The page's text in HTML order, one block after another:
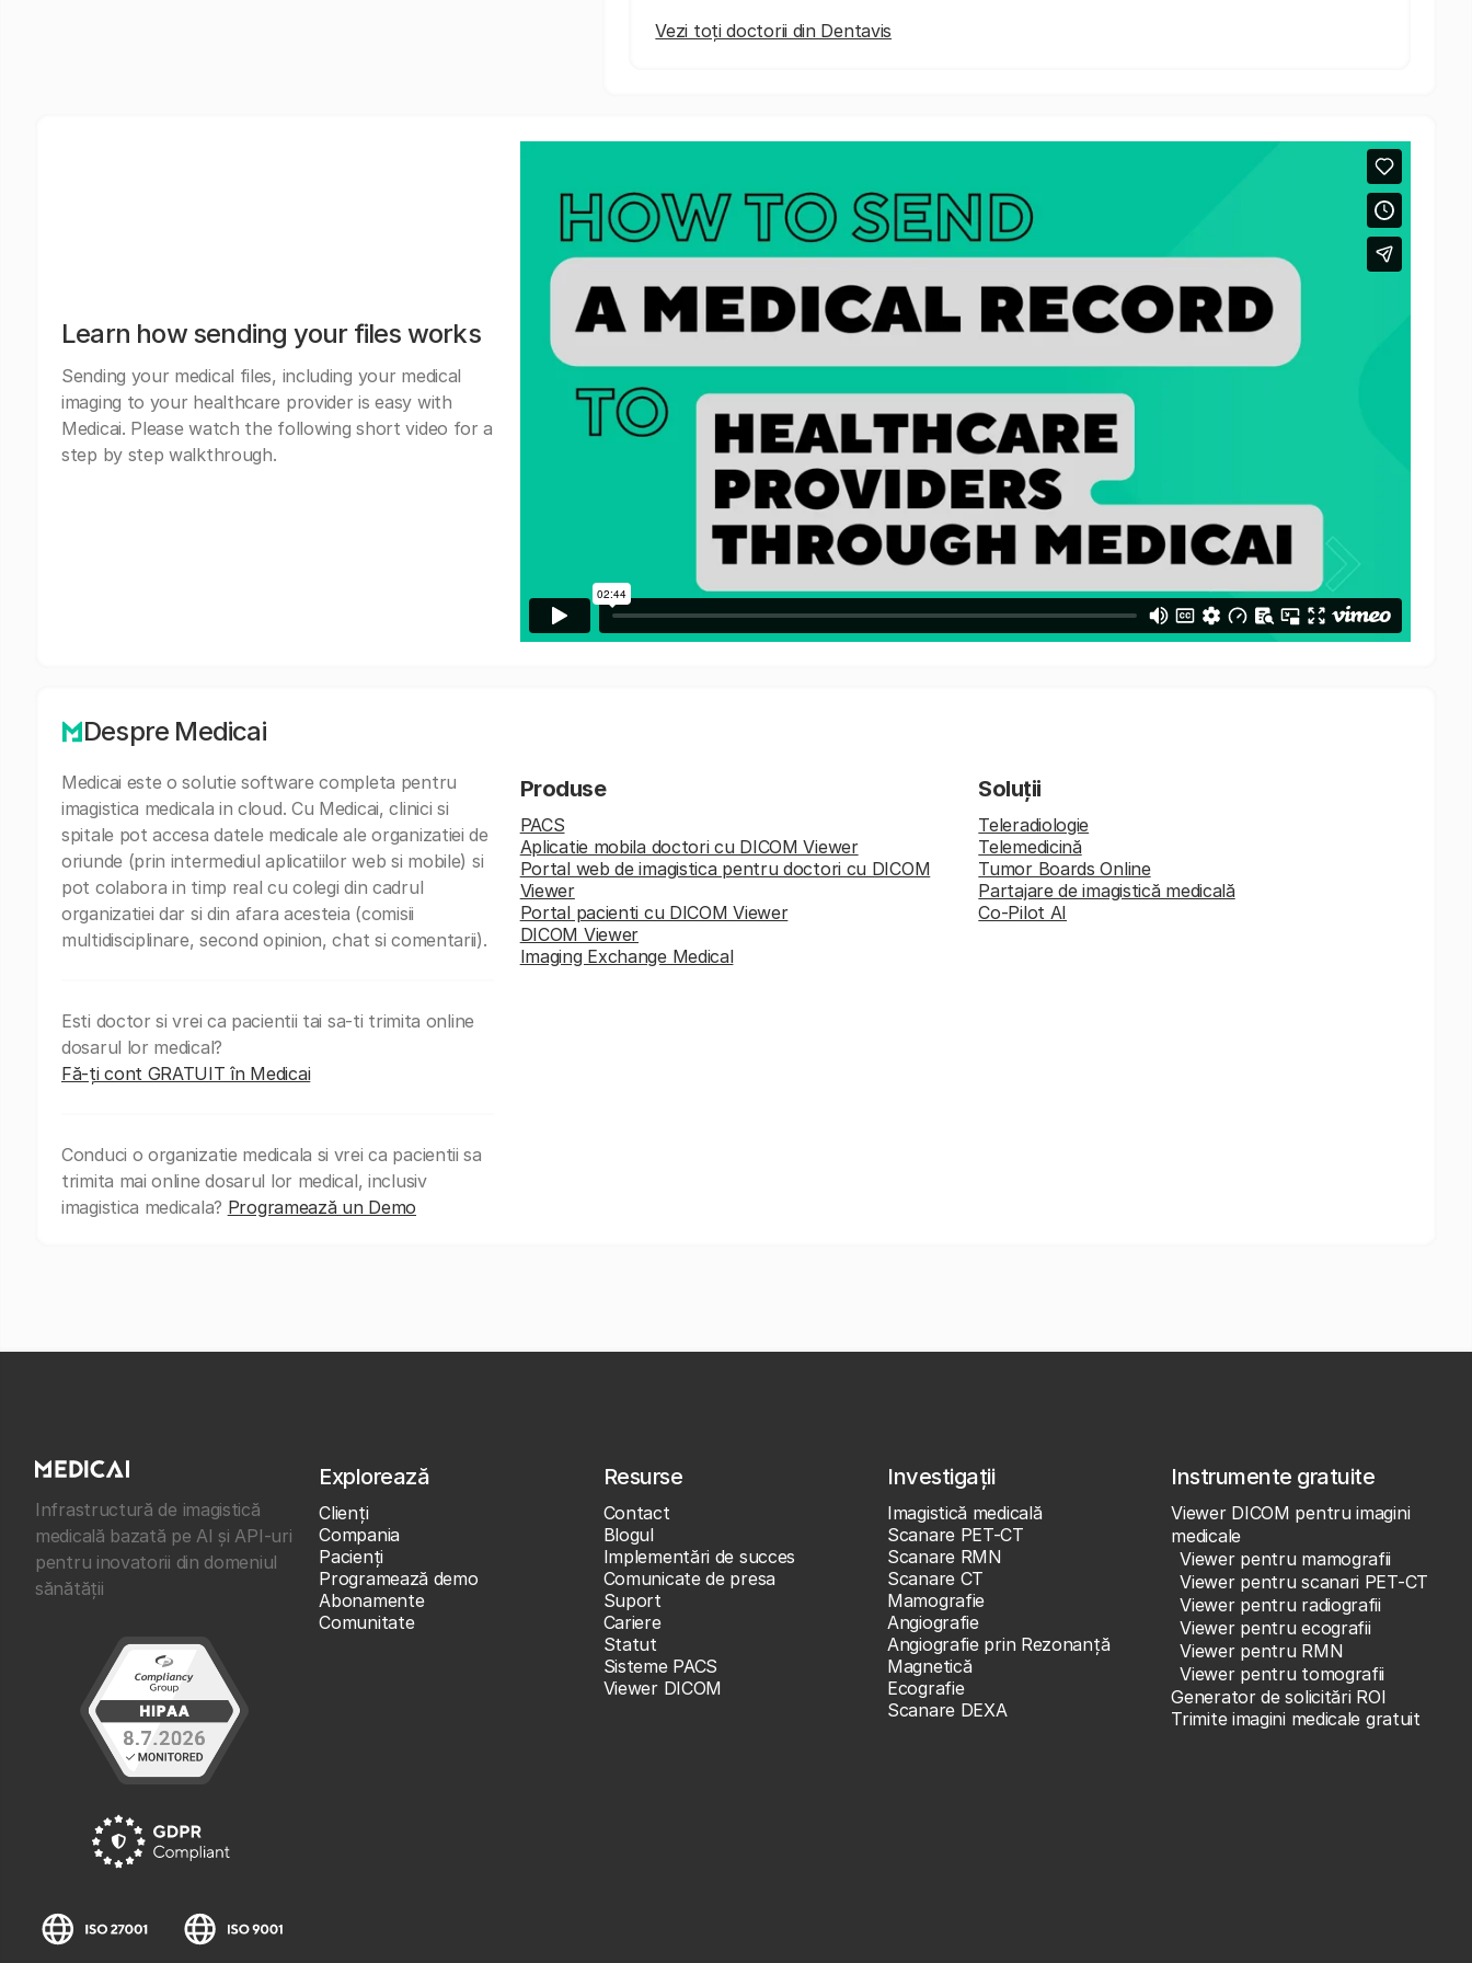
Vezi toți doctorii din Dentavis
Learn how sending your files works
Sending your medical files, including your medical
imaging to your healthcare provider is easy with
Medicai. Please watch the following short video for a
step by step walkthrough.
Despre Medicai
Medicai este o solutie software completa pentru
imagistica medicala in cloud. Cu Medicai, clinici si
spitale pot accesa datele medicale ale organizatiei de
oriunde (prin intermediul aplicatiilor web si mobile) si
pot colabora in timp real cu colegi din cadrul
organizatiei dar si din afara acesteia (comisii
multidisciplinare, second opinion, chat si comentarii).
Esti doctor si vrei ca pacientii tai sa-ti trimita online
dosarul lor medical?
Fă-ți cont GRATUIT în Medicai
Conduci o organizatie medicala si vrei ca pacientii sa
trimita mai online dosarul lor medical, inclusiv
imagistica medicala? Programează un Demo
Produse
PACS
Aplicatie mobila doctori cu DICOM Viewer
Portal web de imagistica pentru doctori cu DICOM
Viewer
Portal pacienti cu DICOM Viewer
DICOM Viewer
Imaging Exchange Medical
Soluții
Teleradiologie
Telemedicină
Tumor Boards Online
Partajare de imagistică medicală
Co-Pilot AI
Infrastructură de imagistică
medicală bazată pe AI și API-uri
pentru inovatorii din domeniul
sănătății
Explorează
Clienţi
Compania
Pacienți
Programează demo
Abonamente
Comunitate
Resurse
Contact
Blogul
Implementări de succes
Comunicate de presa
Suport
Cariere
Statut
Sisteme PACS
Viewer DICOM
Investigații
Imagistică medicală
Scanare PET-CT
Scanare RMN
Scanare CT
Mamografie
Angiografie
Angiografie prin Rezonanță
Magnetică
Ecografie
Scanare DEXA
Instrumente gratuite
Viewer DICOM pentru imagini
medicale
Viewer pentru mamografii
Viewer pentru scanari PET-CT
Viewer pentru radiografii
Viewer pentru ecografii
Viewer pentru RMN
Viewer pentru tomografii
Generator de solicitări ROI
Trimite imagini medicale gratuit